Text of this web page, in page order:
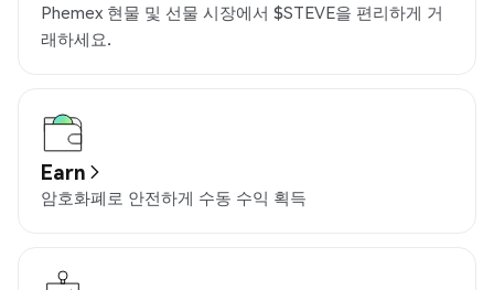
Phemex 현물 및 선물 시장에서 $STEVE을 편리하게 거
래하세요.
Earn
암호화폐로 안전하게 수동 수익 획득